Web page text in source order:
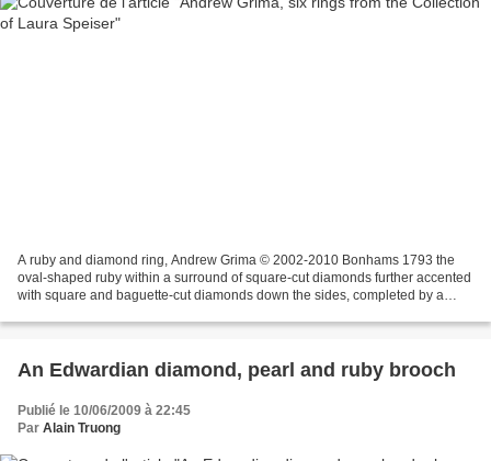
A ruby and diamond ring, Andrew Grima © 2002-2010 Bonhams 1793 the
oval-shaped ruby within a surround of square-cut diamonds further accented
with square and baguette-cut diamonds down the sides, completed by a
An Edwardian diamond, pearl and ruby brooch
Publié le 10/06/2009 à 22:45
Par Alain Truong